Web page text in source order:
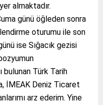
almaktadır.
günü öğleden sonra
oturumu ile son
ise Sığacık gezisi
bulunan Türk Tarih
İMEAK Deniz Ticaret
arz ederim. Yine